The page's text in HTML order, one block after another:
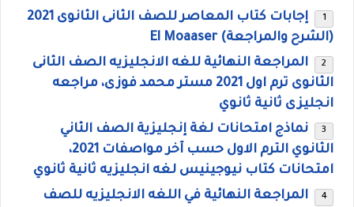
إجابات كتاب المعاصر للصف الثانى الثانوى 2021
(الشرح والمراجعة) El Moaaser
المراجعة النهائية للغه الانجليزيه الصف الثانى
الثانوى ترم اول 2021 مستر محمد فوزى، مراجعه
انجليزى ثانية ثانوي
نماذج امتحانات لغة إنجليزية الصف الثاني
الثانوي الترم الاول حسب آخر مواصفات 2021،
امتحانات كتاب نيوجينيس لغه انجليزيه ثانية ثانوي
المراجعة النهائية في اللغه الانجليزيه للصف